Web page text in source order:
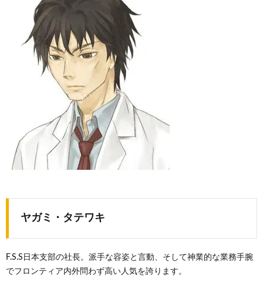
ヤガミ・タテワキ
F.S.S日本支部の社長。派手な容姿と言動、そして神業的な業務手腕
でフロンティア内外問わず高い人気を誇ります。